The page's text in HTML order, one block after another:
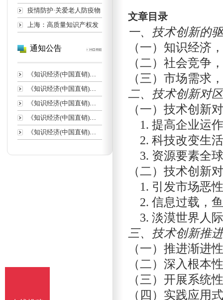
疫情防护·关爱老人防疫物
上海：高质量知识产权发
通知公告
《知识经济(中国直销)》征
《知识经济(中国直销)》投
《知识经济(中国直销)》收
《知识经济(中国直销)》数
《知识经济(中国直销)》栏
文章目录
一、技术创新的
（一）知识经济
（二）社会竞争
（三）市场需求
二、技术创新对
（一）技术创新
1. 提高企业运
2. 科技改变生
3. 资源要素全
（二）技术创新
1. 引发市场恶
2. 信息过载，
3. 淡漠世界人
三、技术创新推
（一）推进渐进
（二）深入根本
（三）开展系统
（四）实践应用